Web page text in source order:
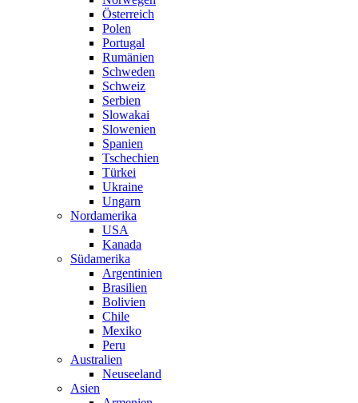
Österreich
Polen
Portugal
Rumänien
Schweden
Schweiz
Serbien
Slowakai
Slowenien
Spanien
Tschechien
Türkei
Ukraine
Ungarn
Nordamerika
USA
Kanada
Südamerika
Argentinien
Brasilien
Bolivien
Chile
Mexiko
Peru
Australien
Neuseeland
Asien